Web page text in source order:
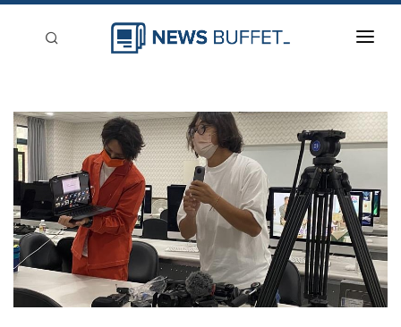
新聞稿分類
登入
刊登